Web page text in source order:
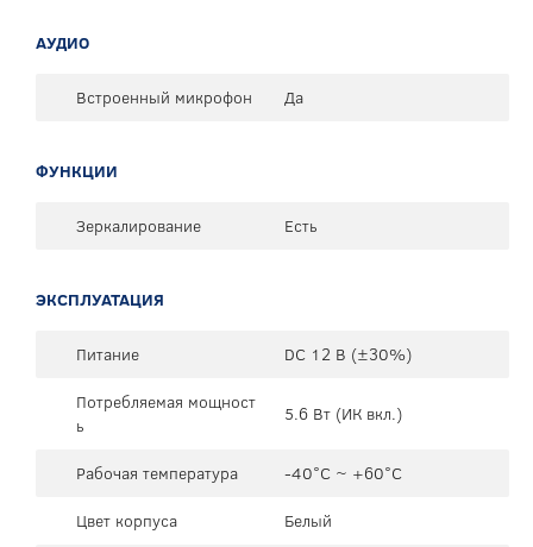
АУДИО
Встроенный микрофон Да
ФУНКЦИИ
Зеркалирование Есть
ЭКСПЛУАТАЦИЯ
Питание
DC 12 В (±30%)
Потребляемая мощност
ь
5.6 Вт (ИК вкл.)
Рабочая температура
-40°C ~ +60°C
Цвет корпуса
Белый